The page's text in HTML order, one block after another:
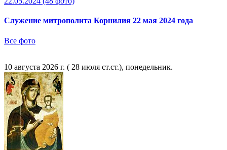
Служение митрополита Корнилия 22 мая 2024 года
Все фото
10 августа 2026 г. ( 28 июля ст.ст.), понедельник.